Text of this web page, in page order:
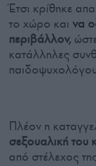
Έτσι κρίθηκε
το χώρο και να
περιβάλλον,
κατάλληλες
Πλέον η
σεξουαλική του
από στέλεχος